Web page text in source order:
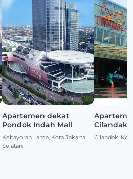
Apartemen dekat
Pondok Indah Mall
Kebayoran Lama, Kota Jakarta
Selatan
Cilandak
Cilandak,